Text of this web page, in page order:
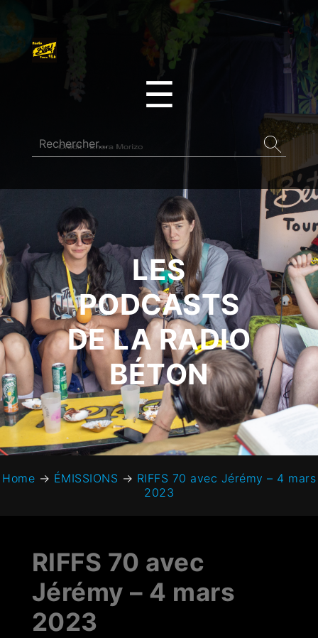
☰
LES
PODCASTS
DE LA RADIO
BÉTON
Home → ÉMISSIONS → RIFFS 70 avec Jérémy – 4 mars
2023
RIFFS 70 avec
Jérémy – 4 mars
2023